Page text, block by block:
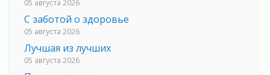
05 августа 2026
С заботой о здоровье
05 августа 2026
Лучшая из лучших
05 августа 2026